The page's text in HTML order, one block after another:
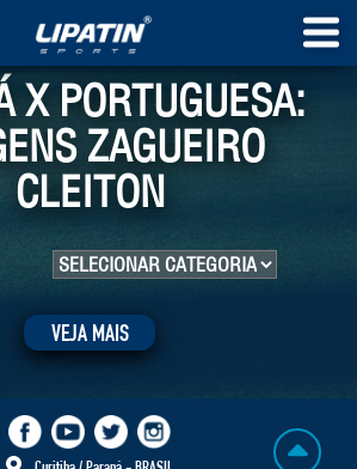
X PORTUGUESA:
ZAGUEIRO
CLEITON
VEJA MAIS